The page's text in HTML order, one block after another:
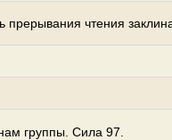
прерывания чтения
группы. Сила 97.